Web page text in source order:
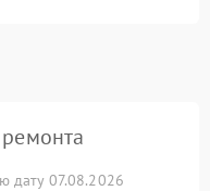
дату 07.08.2026